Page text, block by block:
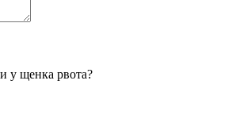
у щенка рвота?